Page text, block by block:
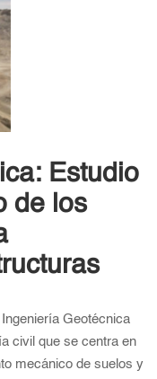
Estudio
de los
Geotécnica
civil que se centra en
mecánico de suelos y